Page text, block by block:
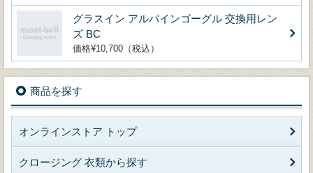
グラスイン アルパインゴーグル 交換用レン
ズ BC
価格¥10,700（税込）
商品を探す
オンラインストア トップ
クロージング 衣類から探す